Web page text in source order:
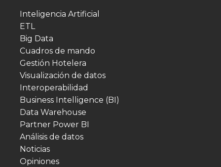
Inteligencia Artificial
ETL
Big Data
Cuadros de mando
Gestión Hotelera
Visualización de datos
Interoperabilidad
Business Intelligence (BI)
Data Warehouse
Partner Power BI
Análisis de datos
Noticias
Opiniones